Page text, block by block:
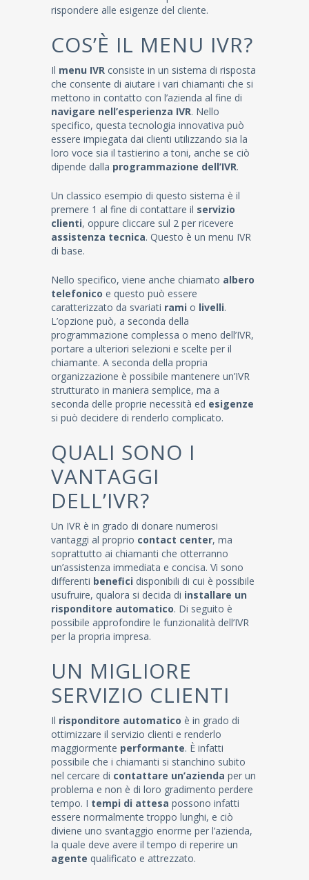
rispondere alle esigenze del cliente.
COS’È IL MENU IVR?
Il menu IVR consiste in un sistema di risposta
che consente di aiutare i vari chiamanti che si
mettono in contatto con l’azienda al fine di
navigare nell’esperienza IVR. Nello
specifico, questa tecnologia innovativa può
essere impiegata dai clienti utilizzando sia la
loro voce sia il tastierino a toni, anche se ciò
dipende dalla programmazione dell’IVR.
Un classico esempio di questo sistema è il
premere 1 al fine di contattare il servizio
clienti, oppure cliccare sul 2 per ricevere
assistenza tecnica. Questo è un menu IVR
di base.
Nello specifico, viene anche chiamato albero
telefonico e questo può essere
caratterizzato da svariati rami o livelli.
L’opzione può, a seconda della
programmazione complessa o meno dell’IVR,
portare a ulteriori selezioni e scelte per il
chiamante. A seconda della propria
organizzazione è possibile mantenere un’IVR
strutturato in maniera semplice, ma a
seconda delle proprie necessità ed esigenze
si può decidere di renderlo complicato.
QUALI SONO I
VANTAGGI
DELL’IVR?
Un IVR è in grado di donare numerosi
vantaggi al proprio contact center, ma
soprattutto ai chiamanti che otterranno
un’assistenza immediata e concisa. Vi sono
differenti benefici disponibili di cui è possibile
usufruire, qualora si decida di installare un
risponditore automatico. Di seguito è
possibile approfondire le funzionalità dell’IVR
per la propria impresa.
UN MIGLIORE
SERVIZIO CLIENTI
Il risponditore automatico è in grado di
ottimizzare il servizio clienti e renderlo
maggiormente performante. È infatti
possibile che i chiamanti si stanchino subito
nel cercare di contattare un’azienda per un
problema e non è di loro gradimento perdere
tempo. I tempi di attesa possono infatti
essere normalmente troppo lunghi, e ciò
diviene uno svantaggio enorme per l’azienda,
la quale deve avere il tempo di reperire un
agente qualificato e attrezzato.